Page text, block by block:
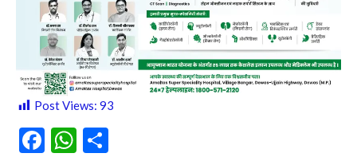
Post Views: 93
F
W